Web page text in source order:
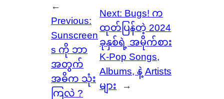
←
Previous:
Sunscreen
s ကို ဘာ
အတွက်
အဓိက သုံး
ကြလဲ ?
Next: Bugs! က
ထုတ်ပြန်တဲ့ 2024
ခုနှစ်ရဲ့ အမိုက်စား
K-Pop Songs,
Albums, နဲ့ Artists
များ
→